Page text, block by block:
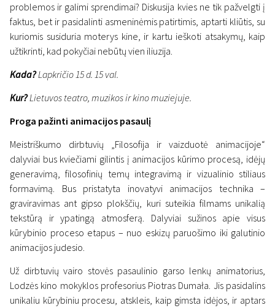
problemos ir galimi sprendimai? Diskusija kvies ne tik pažvelgti į
faktus, bet ir pasidalinti asmeninėmis patirtimis, aptarti kliūtis, su
kuriomis susiduria moterys kine, ir kartu ieškoti atsakymų, kaip
užtikrinti, kad pokyčiai nebūtų vien iliuzija.
Kada?Lapkričio 15 d. 15 val.
Kur?Lietuvos teatro, muzikos ir kino muziejuje.
Proga pažinti animacijos pasaulį
Meistriškumo dirbtuvių „Filosofija ir vaizduotė animacijoje“
dalyviai bus kviečiami gilintis į animacijos kūrimo procesą, idėjų
generavimą, filosofinių temų integravimą ir vizualinio stiliaus
formavimą. Bus pristatyta inovatyvi animacijos technika –
graviravimas ant gipso plokščių, kuri suteikia filmams unikalią
tekstūrą ir ypatingą atmosferą. Dalyviai sužinos apie visus
kūrybinio proceso etapus – nuo eskizų paruošimo iki galutinio
animacijos judesio.
Už dirbtuvių vairo stovės pasaulinio garso lenkų animatorius,
Lodzės kino mokyklos profesorius Piotras Dumała. Jis pasidalins
unikaliu kūrybiniu procesu, atskleis, kaip gimsta idėjos, ir aptars